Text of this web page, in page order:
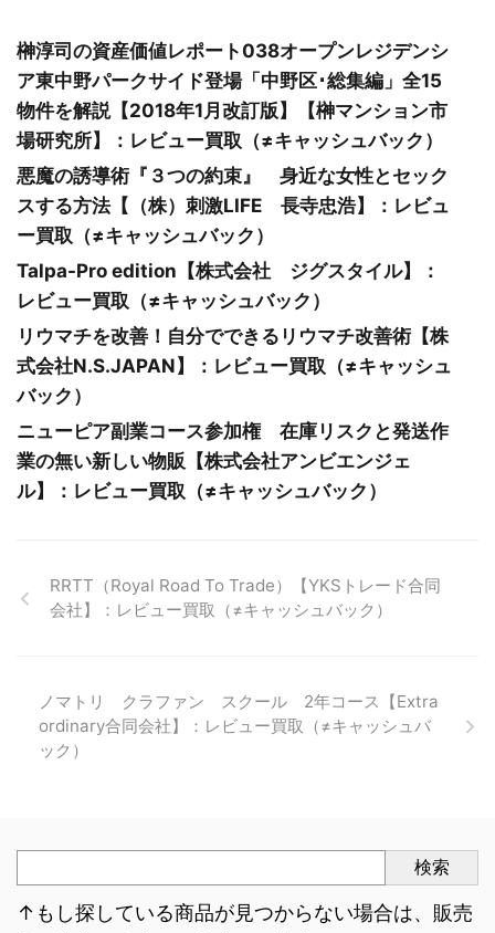
榊淳司の資産価値レポート038オープンレジデンシ
ア東中野パークサイド登場「中野区･総集編」全15
物件を解説【2018年1月改訂版】【榊マンション市
場研究所】：レビュー買取（≠キャッシュバック）
悪魔の誘導術『３つの約束』 身近な女性とセック
スする方法【（株）刺激LIFE 長寺忠浩】：レビュ
ー買取（≠キャッシュバック）
Talpa-Pro edition【株式会社 ジグスタイル】：
レビュー買取（≠キャッシュバック）
リウマチを改善！自分でできるリウマチ改善術【株
式会社N.S.JAPAN】：レビュー買取（≠キャッシュ
バック）
ニューピア副業コース参加権 在庫リスクと発送作
業の無い新しい物販【株式会社アンビエンジェ
ル】：レビュー買取（≠キャッシュバック）
RRTT（Royal Road To Trade）【YKSトレード合同
会社】：レビュー買取（≠キャッシュバック）
ノマトリ クラファン スクール 2年コース【Extra
ordinary合同会社】：レビュー買取（≠キャッシュバ
ック）
検索
↑もし探している商品が見つからない場合は、販売